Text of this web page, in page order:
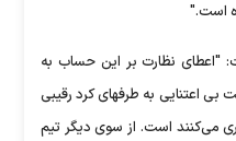
است."
"اعطای نظارت بر این حساب به
بی اعتنایی به طرفهای کرد رقیبی
می‌کنند است. از سوی دیگر تیم